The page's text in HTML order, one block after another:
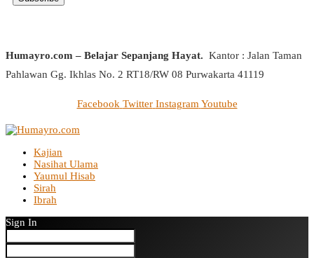
Humayro.com – Belajar Sepanjang Hayat. Kantor : Jalan Taman
Pahlawan Gg. Ikhlas No. 2 RT18/RW 08 Purwakarta 41119
Facebook Twitter Instagram Youtube
Kajian
Nasihat Ulama
Yaumul Hisab
Sirah
Ibrah
Sign In